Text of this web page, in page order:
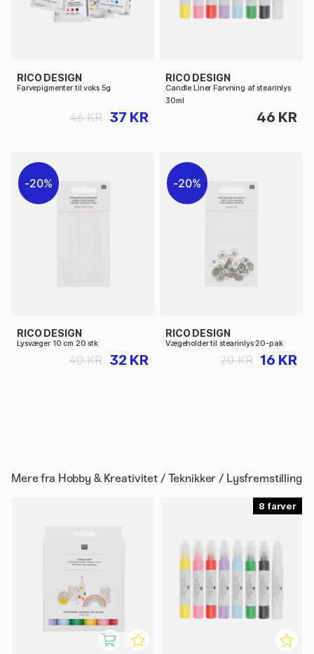
RICO DESIGN
Farvepigmenter til voks 5g
37 KR
46 KR
RICO DESIGN
Candle Liner Farvning af stearinlys
30ml
46 KR
20%
RICO DESIGN
Lysvæger 10 cm 20 stk
32 KR
40 KR
20%
RICO DESIGN
Vægeholder til stearinlys 20-pak
16 KR
20 KR
Mere fra Hobby & Kreativitet / Teknikker / Lysfremstilling
8